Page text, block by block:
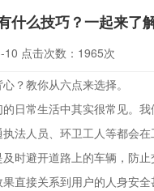
什么技巧？一起来了
10 点击次数： 1965次
教你从六点来选择。
常生活中其实很常见。我
法人员、环卫工人等都会
时避开道路上的车辆，防止
直接关系到用户的人身安全